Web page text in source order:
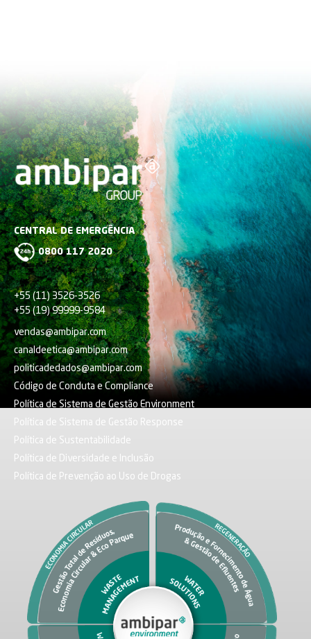
CENTRAL DE EMERGÊNCIA
0800 117 2020
+55 (11) 3526-3526
+55 (19) 99999-9584
vendas@ambipar.com
canaldeetica@ambipar.com
politicadedados@ambipar.com
Código de Conduta e Compliance
Política de Sistema de Gestão Environment
Política de Sistema de Gestão Response
Política de Sustentabilidade
Política de Diversidade e Inclusão
Política de Prevenção ao Uso de Drogas